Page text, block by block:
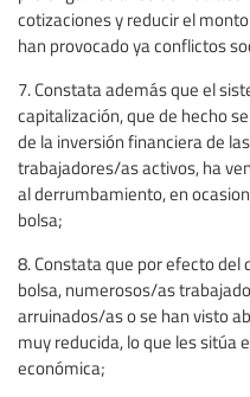
cotizaciones y reducir el
han provocado ya conflictos
7. Constata además que el
capitalización, que de hecho
de la inversión financiera de
trabajadores/as activos, ha
al derrumbamiento, en
bolsa;
8. Constata que por efecto
bolsa, numerosos/as
arruinados/as o se han visto
muy reducida, lo que les sitúa
económica;